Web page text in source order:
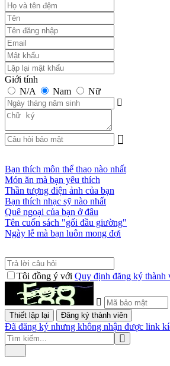
Giới tính
N/A
Nam Nữ
Bạn thích môn thể thao nào nhất
Món ăn mà bạn yêu thích
Thần tượng điện ảnh của bạn
Bạn thích nhạc sỹ nào nhất
Quê ngoại của bạn ở đâu
Tên cuốn sách "gối đầu giường"
Ngày lễ mà bạn luôn mong đợi
Tôi đồng ý với Quy định đăng ký thành
Đã đăng ký nhưng không nhận được link